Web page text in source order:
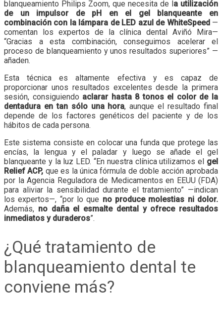
blanqueamiento Philips Zoom, que necesita de la utilización
de un impulsor de pH en el gel blanqueante en
combinación con la lámpara de LED azul de WhiteSpeed—
comentan los expertos de la clínica dental Aviñó Mira—
“Gracias a esta combinación, conseguimos acelerar el
proceso de blanqueamiento y unos resultados superiores” —
añaden.
Esta técnica es altamente efectiva y es capaz de
proporcionar unos resultados excelentes desde la primera
sesión, consiguiendo aclarar hasta 8 tonos el color de la
dentadura en tan sólo una hora, aunque el resultado final
depende de los factores genéticos del paciente y de los
hábitos de cada persona.
Este sistema consiste en colocar una funda que protege las
encías, la lengua y el paladar y luego se añade el gel
blanqueante y la luz LED. “En nuestra clínica utilizamos el gel
Relief ACP, que es la única fórmula de doble acción aprobada
por la Agencia Reguladora de Medicamentos en EEUU (FDA)
para aliviar la sensibilidad durante el tratamiento” —indican
los expertos—, “por lo que no produce molestias ni dolor.
Además, no daña el esmalte dental y ofrece resultados
inmediatos y duraderos”.
¿Qué tratamiento de
blanqueamiento dental te
conviene más?